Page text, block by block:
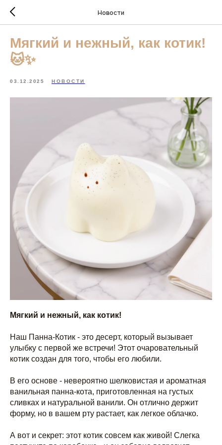
Новости
Мягкий и нежный, как котик!
🐱✨
03.12.2025 НОВОСТИ
Мягкий и нежный, как котик!
Наш Панна-Котик - это десерт, который вызывает
улыбку с первой же встречи! Этот очаровательный
котик создан для того, чтобы его любили.
В его основе - невероятно шелковистая и ароматная
ванильная панна-кота, приготовленная на густых
сливках и натуральной ванили. Он отлично держит
форму, но в вашем рту растает, как легкое облачко.
А вот и секрет: этот котик совсем как живой! Слегка